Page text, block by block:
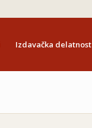
Izdavačka delatnost